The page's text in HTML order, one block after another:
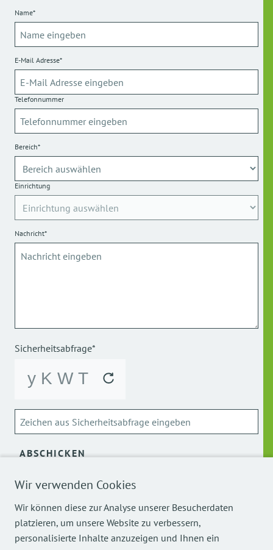
Wir verwenden Cookies
Wir können diese zur Analyse unserer Besucherdaten
platzieren, um unsere Website zu verbessern,
personalisierte Inhalte anzuzeigen und Ihnen ein
Name*
E-Mail Adresse*
Telefonnummer
Bereich*
Einrichtung
Nachricht*
Sicherheitsabfrage*
ABSCHICKEN
Über die Verarbeitung meiner personenbezogenen Daten